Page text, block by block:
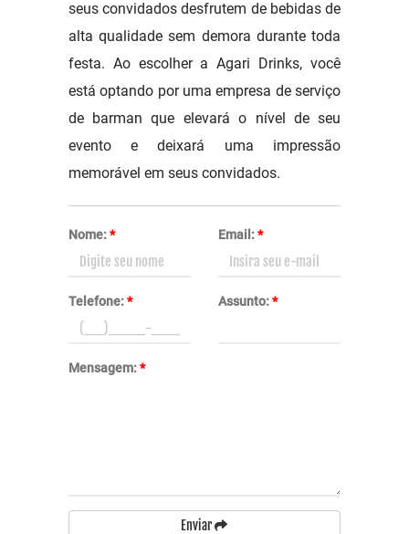
seus convidados desfrutem de bebidas de
alta qualidade sem demora durante toda
festa. Ao escolher a Agari Drinks, você
está optando por uma empresa de serviço
de barman que elevará o nível de seu
evento e deixará uma impressão
memorável em seus convidados.
Nome:* Email:*
Telefone:* Assunto:*
Mensagem:*
Enviar